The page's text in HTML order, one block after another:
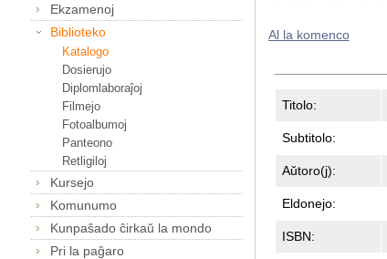
Ekzamenoj
Biblioteko
Katalogo
Dosierujo
Diplomlaboraĵoj
Filmejo
Fotoalbumoj
Panteono
Retligiloj
Kursejo
Komunumo
Kunpaŝado ĉirkaŭ la mondo
Pri la paĝaro
Al la komenco
Titolo:
Subtitolo:
Aŭtoro(j):
Eldonejo:
ISBN: